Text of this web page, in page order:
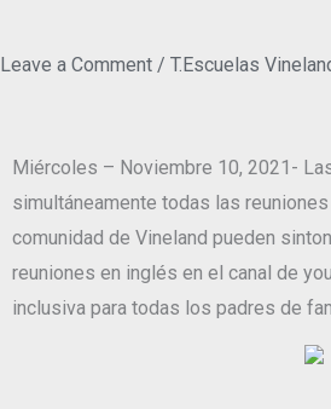
Leave a Comment / T.Escuelas
Miércoles – Noviembre 10, 2021-
simultáneamente todas las
comunidad de Vineland pueden
reuniones en inglés en el canal de
inclusiva para todas los padres de